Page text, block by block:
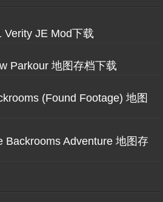
Verity JE Mod下载
Parkour 地图存档下载
(Found Footage) 地图
Backrooms Adventure 地图存